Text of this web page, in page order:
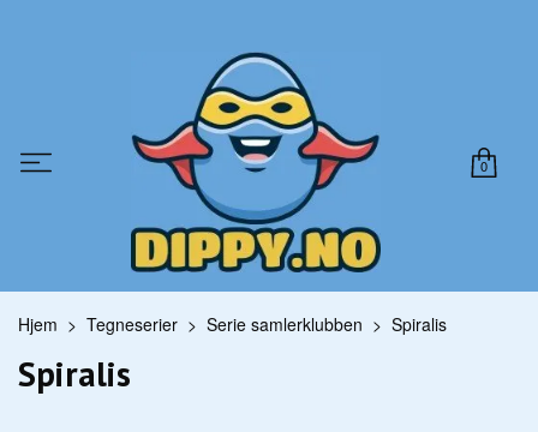
0
Hjem Tegneserier Serie samlerklubben Spiralis
Spiralis